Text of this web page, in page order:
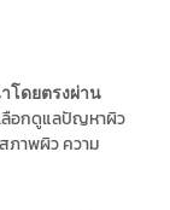
โดยตรงผ่าน
ลือกดูแลปัญหาผิว
ภาพผิว ความ